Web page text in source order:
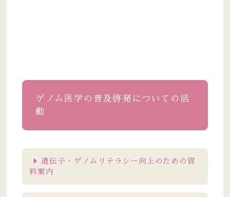
ゲノム医学の普及啓発についての活
動
遺伝子・ゲノムリテラシー向上のための資
料案内